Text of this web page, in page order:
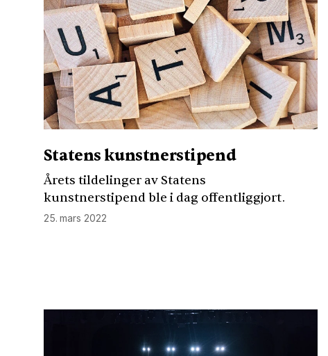
Statens kunstnerstipend
Årets tildelinger av Statens
kunstnerstipend ble i dag offentliggjort.
25. mars 2022